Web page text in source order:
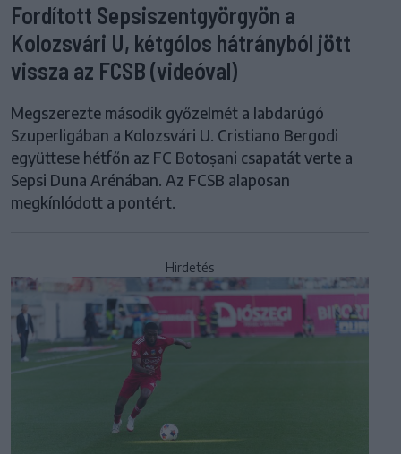
Fordított Sepsiszentgyörgyön a
Kolozsvári U, kétgólos hátrányból jött
vissza az FCSB (videóval)
Megszerezte második győzelmét a labdarúgó
Szuperligában a Kolozsvári U. Cristiano Bergodi
együttese hétfőn az FC Botoșani csapatát verte a
Sepsi Duna Arénában. Az FCSB alaposan
megkínlódott a pontért.
Hirdetés